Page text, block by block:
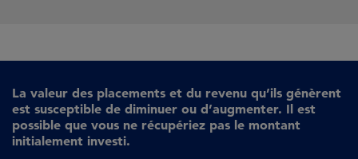
La valeur des placements et du revenu qu’ils génèrent
est susceptible de diminuer ou d’augmenter. Il est
possible que vous ne récupériez pas le montant
initialement investi.